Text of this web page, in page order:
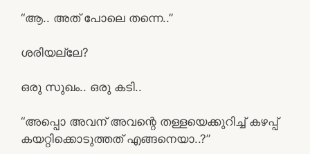
“ആ.. അത് പോലെ തന്നെ..”
ശരിയല്ലേ?
ഒരു സുഖം.. ഒരു കടി..
“അപ്പൊ അവന് അവന്റെ തള്ളയെക്കുറിച്ച് കഴപ്പ്
കയറ്റിക്കൊടുത്തത് എങ്ങനെയാ..?”